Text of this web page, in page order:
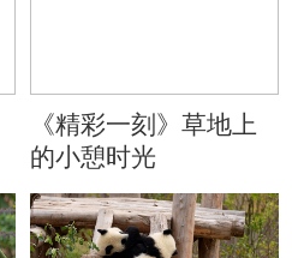
《精彩一刻》草地上
的小憩时光